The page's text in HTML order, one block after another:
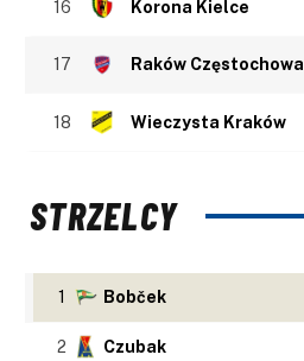
16 Korona Kielce
17 Raków Częstochowa
18 Wieczysta Kraków
STRZELCY
1 Bobček
2 Czubak